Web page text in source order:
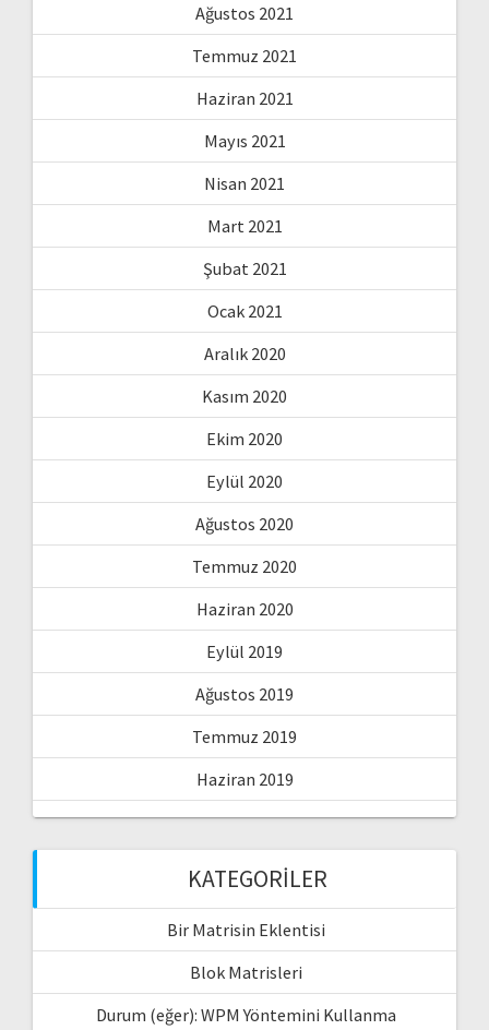
Ağustos 2021
Temmuz 2021
Haziran 2021
Mayıs 2021
Nisan 2021
Mart 2021
Şubat 2021
Ocak 2021
Aralık 2020
Kasım 2020
Ekim 2020
Eylül 2020
Ağustos 2020
Temmuz 2020
Haziran 2020
Eylül 2019
Ağustos 2019
Temmuz 2019
Haziran 2019
KATEGORILER
Bir Matrisin Eklentisi
Blok Matrisleri
Durum (eğer): WPM Yöntemini Kullanma